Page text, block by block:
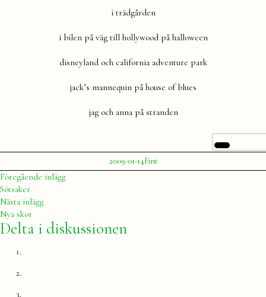
i trädgården
i bilen på väg till hollywood på halloween
disneyland och california adventure park
jack’s mannequin på house of blues
jag och anna på stranden
Publicerat
av
Julia
2009-01-14Publicerat
i
Fint
Inläggsnavigering
Föregående inläggFöregående
Sötsaker
Nästa inläggNästa
Nya skor
Delta i diskussionen